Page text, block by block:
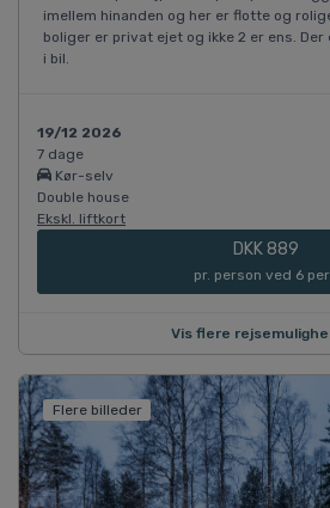
imellem hinanden og her er flotte og
boliger er privat ejet og ikke 2 er ens.
i bil.
19/12 2026
7 dage
Kør-selv
Double house
Ekskl. liftkort
DKK 889
pr. person ved 6
Vis flere
Flere billeder